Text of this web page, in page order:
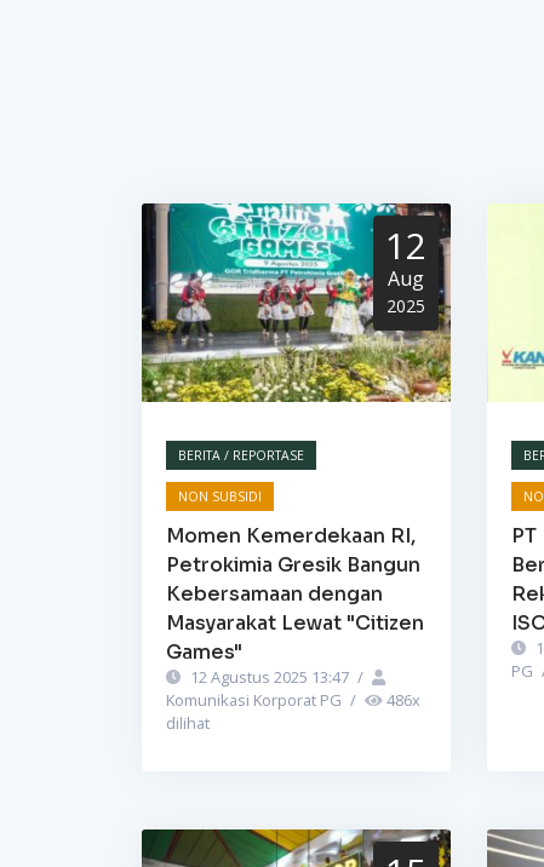
12
Aug
2025
BERITA / REPORTASE
NON SUBSIDI
Momen Kemerdekaan RI,
Petrokimia Gresik Bangun
Kebersamaan dengan
Masyarakat Lewat "Citizen
Games"
12 Agustus 2025 13:47 /
Komunikasi Korporat PG / 486x
dilihat
PG